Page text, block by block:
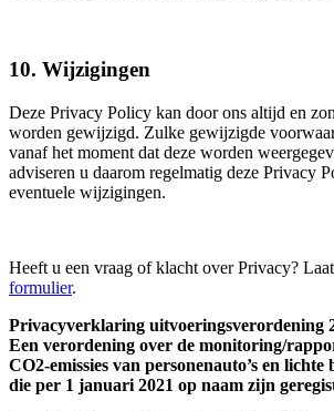
10. Wijzigingen
Deze Privacy Policy kan door ons altijd en
worden gewijzigd. Zulke gewijzigde
vanaf het moment dat deze worden
adviseren u daarom regelmatig deze Privacy
eventuele wijzigingen.
Heeft u een vraag of klacht over Privacy?
formulier.
Privacyverklaring uitvoeringsverordening
Een verordening over de monitoring/
CO2-emissies van personenauto’s en
die per 1 januari 2021 op naam zijn